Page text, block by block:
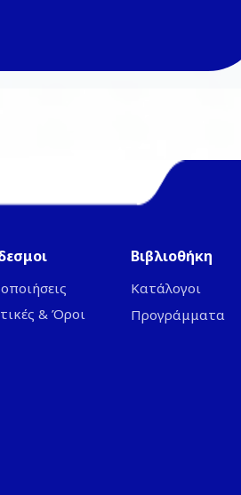
& Όροι
Βιβλιοθήκη
Κατάλογοι
Προγράμματα